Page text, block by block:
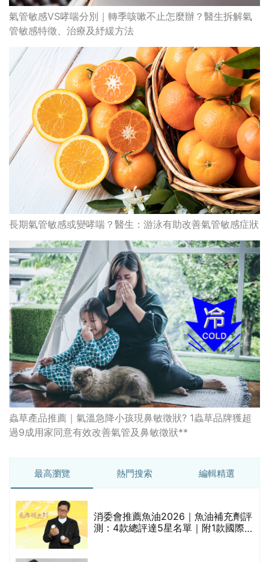
氣管敏感VS哮喘分別｜轉季咳嗽不止怎麼辦？醫生拆解氣
管敏感特徵、治療及紓緩方法
長期氣管敏感或變哮喘？醫生：游泳有助改善氣管敏感症狀
蟲草產品推薦｜氣溫急降小孩現鼻敏徵狀? 1蟲草品牌獲超
過9成用家同意有效改善氣管及鼻敏徵狀**
最高瀏覽 熱門搜索 編輯精選
消委會推薦魚油2026｜魚油補充劑評
測：4款總評達5星名單｜附1款國際